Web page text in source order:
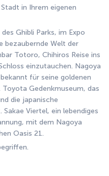
in Ihrem eigenen
Ghibli Parks, im Expo
bezaubernde Welt der
Totoro, Chihiros Reise ins
einzutauchen. Nagoya
für seine goldenen
Gedenkmuseum, das
die japanische
Viertel, ein lebendiges
mit dem Nagoya
Oasis 21.